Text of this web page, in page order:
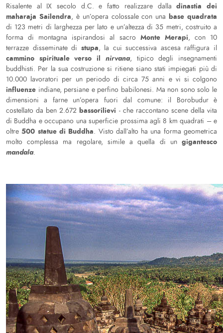
Risalente al IX secolo d.C. e fatto realizzare dalladinastia dei
maharaja Sailendra, è un’opera colossale con unabase quadrata
di 123 metri di larghezza per lato e un’altezza di 35 metri, costruito a
forma di montagna ispirandosi al sacro Monte Merapi, con 10
terrazze disseminate di stupa, la cui successiva ascesa raffigura il
cammino spirituale verso il nirvana, tipico degli insegnamenti
buddhisti. Per la sua costruzione si ritiene siano stati impiegati più di
10.000 lavoratori per un periodo di circa 75 anni e vi si colgono
influenze indiane, persiane e perfino babilonesi. Ma non sono solo le
dimensioni a farne un’opera fuori dal comune: il Borobudur è
costellato da ben 2.672bassorilievi - che raccontano scene della vita
di Buddha e occupano una superficie prossima agli 8 km quadrati – e
oltre500 statue di Buddha. Visto dall’alto ha una forma geometrica
molto complessa ma regolare, simile a quella di un gigantesco
mandala.